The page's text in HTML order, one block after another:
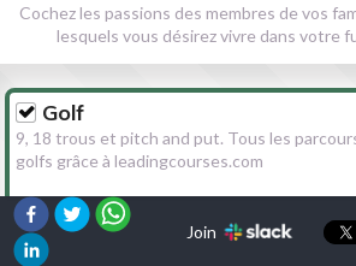
Cochez les passions des membres de vos
lesquels vous désirez vivre dans votre
Golf
9, 18 trous et pitch and put. Tous les
golfs grâce à leadingcourses.com
Randonnée
Join